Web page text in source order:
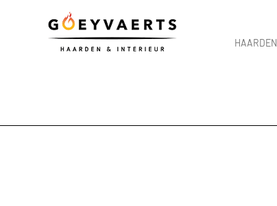
HAARDEN